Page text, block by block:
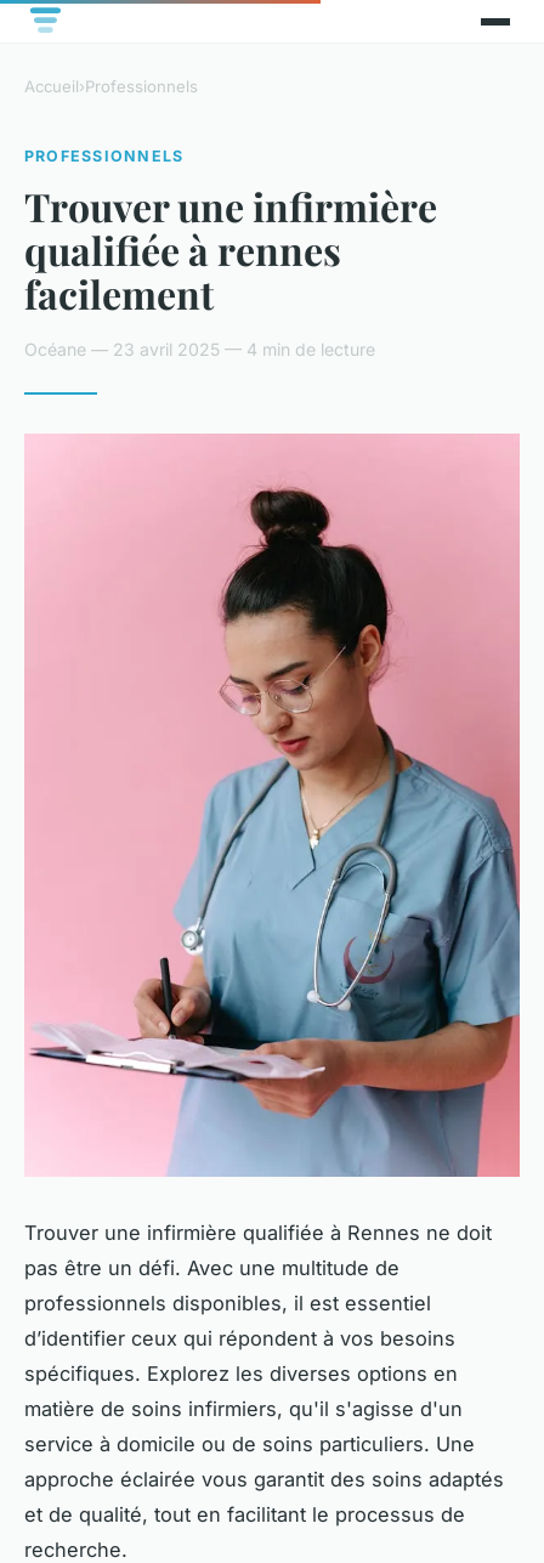
Accueil›Professionnels
PROFESSIONNELS
Trouver une infirmière
qualifiée à rennes
facilement
Océane — 23 avril 2025 — 4 min de lecture
Trouver une infirmière qualifiée à Rennes ne doit
pas être un défi. Avec une multitude de
professionnels disponibles, il est essentiel
d’identifier ceux qui répondent à vos besoins
spécifiques. Explorez les diverses options en
matière de soins infirmiers, qu'il s'agisse d'un
service à domicile ou de soins particuliers. Une
approche éclairée vous garantit des soins adaptés
et de qualité, tout en facilitant le processus de
recherche.